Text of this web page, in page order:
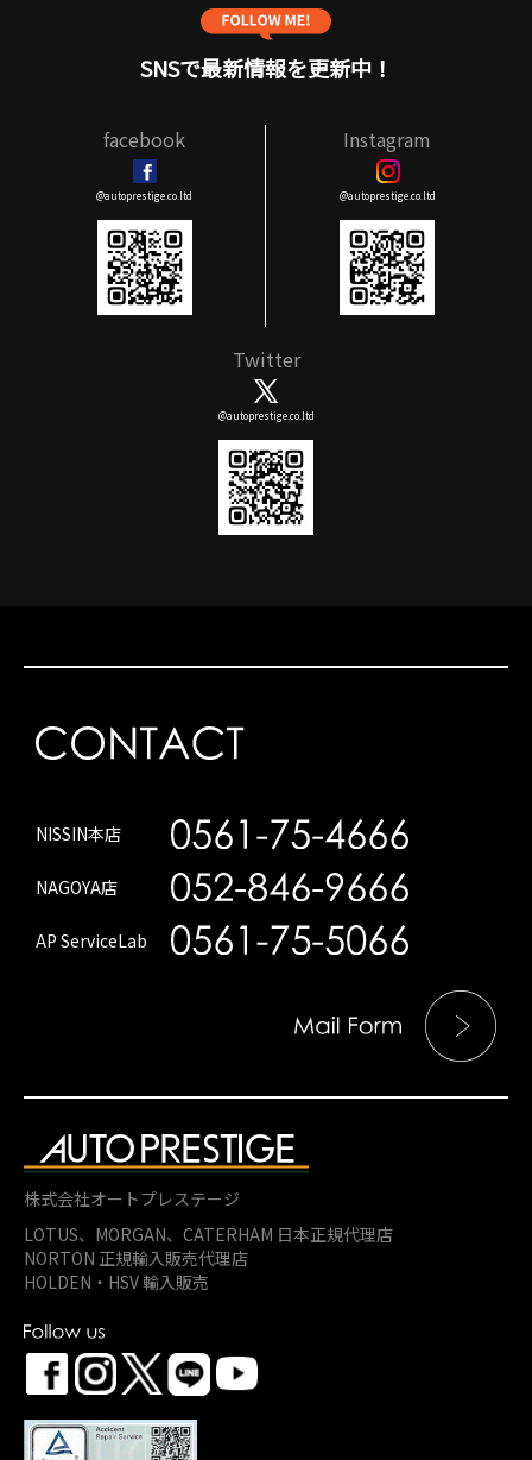
SNSで最新情報を更新中！
facebook
@autoprestige.co.ltd
Instagram
@autoprestige.co.ltd
Twitter
@autoprestige.co.ltd
NISSIN本店
NAGOYA店
AP ServiceLab
株式会社オートプレステージ
LOTUS、MORGAN、 CATERHAM 日本正規代理店
NORTON 正規輸入販売代理店
HOLDEN・HSV 輸入販売